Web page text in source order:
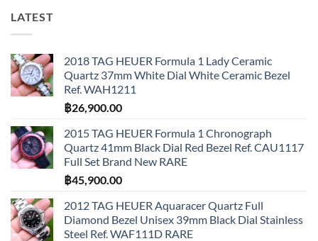
LATEST
2018 TAG HEUER Formula 1 Lady Ceramic
Quartz 37mm White Dial White Ceramic Bezel
Ref. WAH1211
฿26,900.00
2015 TAG HEUER Formula 1 Chronograph
Quartz 41mm Black Dial Red Bezel Ref. CAU1117
Full Set Brand New RARE
฿45,900.00
2012 TAG HEUER Aquaracer Quartz Full
Diamond Bezel Unisex 39mm Black Dial Stainless
Steel Ref. WAF111D RARE